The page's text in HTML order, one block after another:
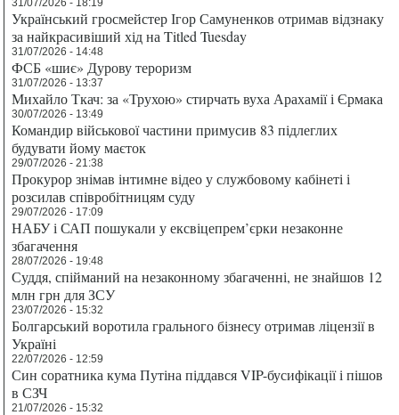
31/07/2026 - 18:19
Український гросмейстер Ігор Самуненков отримав відзнаку
за найкрасивіший хід на Titled Tuesday
31/07/2026 - 14:48
ФСБ «шиє» Дурову тероризм
31/07/2026 - 13:37
Михайло Ткач: за «Трухою» стирчать вуха Арахамії і Єрмака
30/07/2026 - 13:49
Командир військової частини примусив 83 підлеглих
будувати йому маєток
29/07/2026 - 21:38
Прокурор знімав інтимне відео у службовому кабінеті і
розсилав співробітницям суду
29/07/2026 - 17:09
НАБУ і САП пошукали у ексвіцепрем’єрки незаконне
збагачення
28/07/2026 - 19:48
Суддя, спійманий на незаконному збагаченні, не знайшов 12
млн грн для ЗСУ
23/07/2026 - 15:32
Болгарський воротила грального бізнесу отримав ліцензії в
Україні
22/07/2026 - 12:59
Син соратника кума Путіна піддався VIP-бусифікації і пішов
в СЗЧ
21/07/2026 - 15:32